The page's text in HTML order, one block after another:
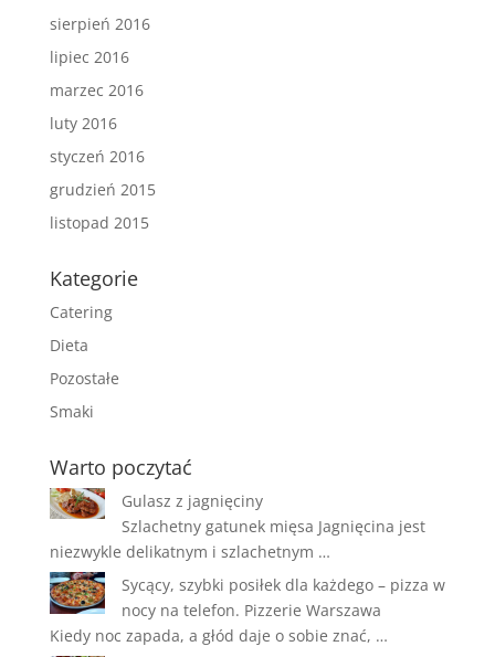
sierpień 2016
lipiec 2016
marzec 2016
luty 2016
styczeń 2016
grudzień 2015
listopad 2015
Kategorie
Catering
Dieta
Pozostałe
Smaki
Warto poczytać
Gulasz z jagnięciny
Szlachetny gatunek mięsa Jagnięcina jest
niezwykle delikatnym i szlachetnym …
Sycący, szybki posiłek dla każdego – pizza w
nocy na telefon. Pizzerie Warszawa
Kiedy noc zapada, a głód daje o sobie znać, …